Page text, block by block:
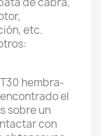
etc.
hembra-
el
sobre un
con